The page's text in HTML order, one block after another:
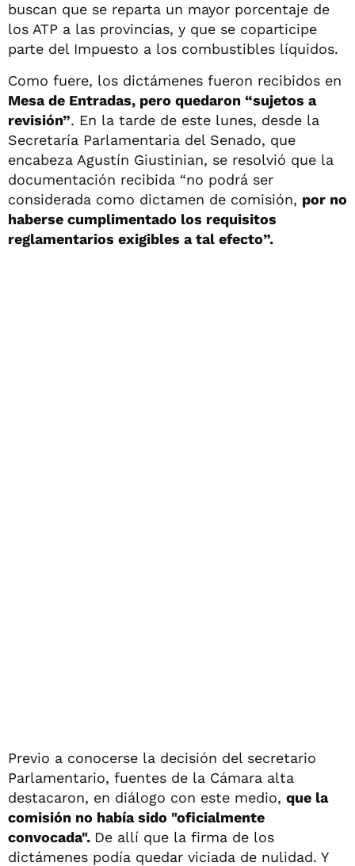
buscan que se reparta un mayor porcentaje de
los ATP a las provincias, y que se coparticipe
parte del Impuesto a los combustibles líquidos.
Como fuere, los dictámenes fueron recibidos en
Mesa de Entradas, pero quedaron “sujetos a
revisión”. En la tarde de este lunes, desde la
Secretaría Parlamentaria del Senado, que
encabeza Agustín Giustinian, se resolvió que la
documentación recibida “no podrá ser
considerada como dictamen de comisión, por no
haberse cumplimentado los requisitos
reglamentarios exigibles a tal efecto”.
Previo a conocerse la decisión del secretario
Parlamentario, fuentes de la Cámara alta
destacaron, en diálogo con este medio, que la
comisión no había sido "oficialmente
convocada". De allí que la firma de los
dictámenes podía quedar viciada de nulidad. Y